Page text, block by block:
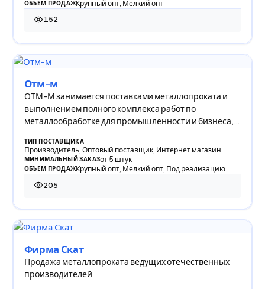
ОБЪЕМ ПРОДАЖКрупный опт, Мелкий опт
152
152 просмотра
Отм-м
ОТМ-М занимается поставками металлопроката и
выполнением полного комплекса работ по
металлообработке для промышленности и бизнеса,
предлагая
ТИП ПОСТАВЩИКА
Производитель, Оптовый поставщик, Интернет магазин
МИНИМАЛЬНЫЙ ЗАКАЗот 5 штук
ОБЪЕМ ПРОДАЖКрупный опт, Мелкий опт, Под реализацию
205
205 просмотров
Фирма Скат
Продажа металлопроката ведущих отечественных
производителей